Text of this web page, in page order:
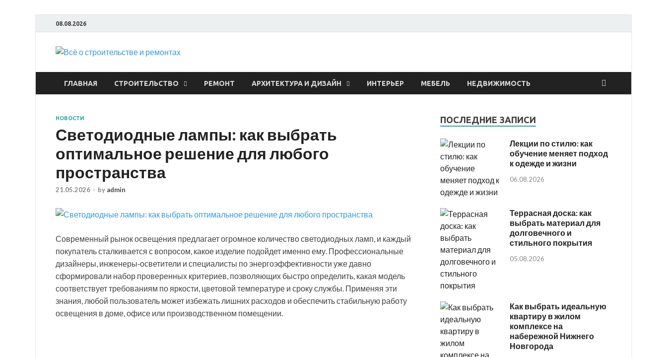
08.08.2026
Всё о строительстве и ремонтах
ГЛАВНАЯ СТРОИТЕЛЬСТВО РЕМОНТ АРХИТЕКТУРА И ДИЗАЙН ИНТЕРЬЕР МЕБЕЛЬ НЕДВИЖИМОСТЬ
НОВОСТИ
Светодиодные лампы: как выбрать
оптимальное решение для любого
пространства
21.05.2026 - by admin
Современный рынок освещения предлагает огромное количество светодиодных ламп, и каждый
покупатель сталкивается с вопросом, какое изделие подойдет именно ему. Профессиональные
дизайнеры, инженеры‑осветители и специалисты по энергоэффективности уже давно
сформировали набор проверенных критериев, позволяющих быстро определить, какая модель
соответствует требованиям по яркости, цветовой температуре и сроку службы. Применяя эти
знания, любой пользователь может избежать лишних расходов и обеспечить стабильную работу
освещения в доме, офисе или производственном помещении.
ПОСЛЕДНИЕ ЗАПИСИ
Лекции по стилю: как
обучение меняет подход
к одежде и жизни
06.08.2026
Террасная доска: как
выбрать материал для
долговечного и
стильного покрытия
05.08.2026
Как выбрать идеальную
квартиру в жилом
комплексе на
набережной Нижнего
Новгорода